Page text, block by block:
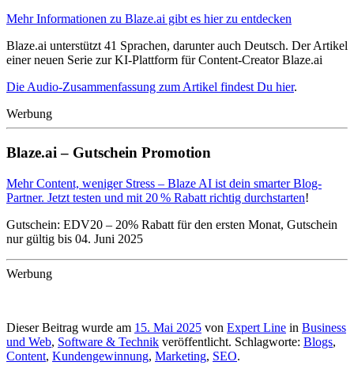
Mehr Informationen zu Blaze.ai gibt es hier zu entdecken
Blaze.ai unterstützt 41 Sprachen, darunter auch Deutsch. Der Artikel
einer neuen Serie zur KI-Plattform für Content-Creator Blaze.ai
Die Audio-Zusammenfassung zum Artikel findest Du hier.
Werbung
Blaze.ai – Gutschein Promotion
Mehr Content, weniger Stress – Blaze AI ist dein smarter Blog-
Partner. Jetzt testen und mit 20 % Rabatt richtig durchstarten!
Gutschein: EDV20 – 20% Rabatt für den ersten Monat, Gutschein
nur gültig bis 04. Juni 2025
Werbung
Dieser Beitrag wurde am 15. Mai 2025 von Expert Line in Business
und Web, Software & Technik veröffentlicht. Schlagworte: Blogs,
Content, Kundengewinnung, Marketing, SEO.